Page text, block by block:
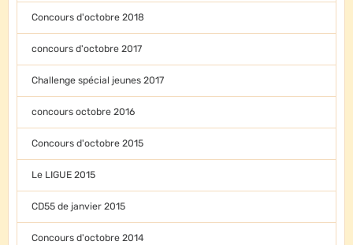
Concours d'octobre 2018
concours d'octobre 2017
Challenge spécial jeunes 2017
concours octobre 2016
Concours d'octobre 2015
Le LIGUE 2015
CD55 de janvier 2015
Concours d'octobre 2014